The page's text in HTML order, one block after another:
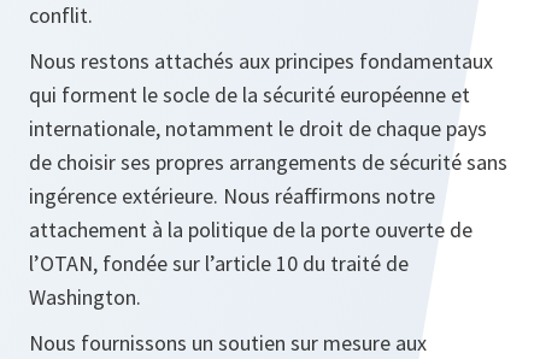
conflit.
Nous restons attachés aux principes fondamentaux
qui forment le socle de la sécurité européenne et
internationale, notamment le droit de chaque pays
de choisir ses propres arrangements de sécurité sans
ingérence extérieure. Nous réaffirmons notre
attachement à la politique de la porte ouverte de
l’OTAN, fondée sur l’article 10 du traité de
Washington.
Nous fournissons un soutien sur mesure aux